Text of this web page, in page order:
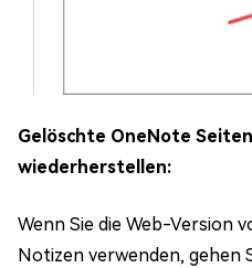
Gelöschte OneNote
wiederherstellen:
Wenn Sie die Web-Version
Notizen verwenden, gehen